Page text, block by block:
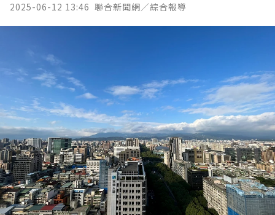
2025-06-12 13:46 聯合新聞網／綜合報導